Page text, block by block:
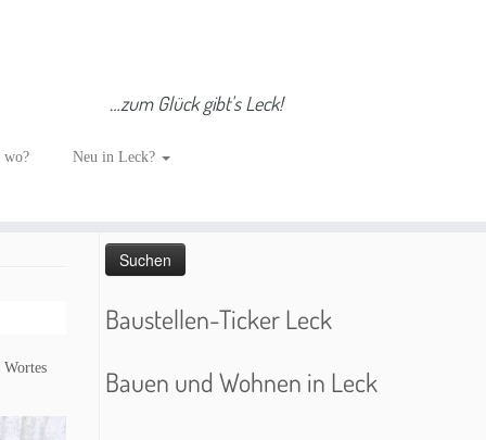
…zum Glück gibt's Leck!
wo? Neu in Leck?
Such dich GLÜCKlich…
Baustellen-Ticker Leck
Bauen und Wohnen in Leck